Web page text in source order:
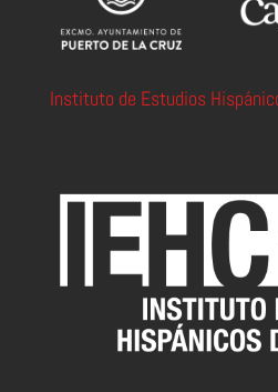
Instituto de Estudios